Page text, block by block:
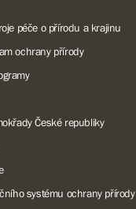
péče o přírodu a krajinu
ochrany přírody
České republiky
systému ochrany přírody